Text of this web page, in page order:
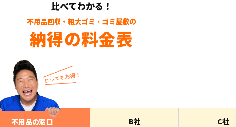
比べてわかる！
不用品回収・粗大ゴミ・ゴミ屋敷の
納得の料金表
不用品の窓口 B社 C社